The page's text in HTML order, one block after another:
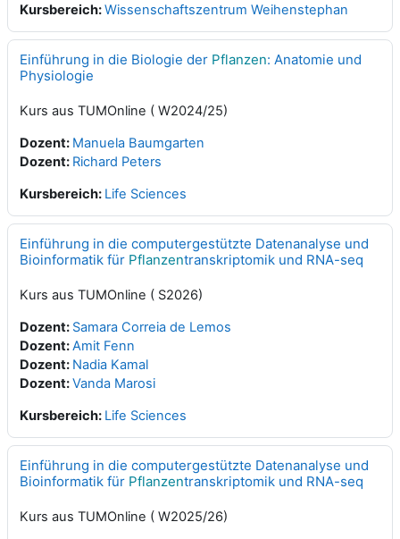
Kursbereich:Wissenschaftszentrum Weihenstephan
Einführung in die Biologie der Pflanzen: Anatomie und
Physiologie
Kurs aus TUMOnline ( W2024/25)
Dozent: Manuela Baumgarten
Dozent: Richard Peters
Kursbereich: Life Sciences
Einführung in die computergestützte Datenanalyse und
Bioinformatik für Pflanzentranskriptomik und RNA-seq
Kurs aus TUMOnline ( S2026)
Dozent: Samara Correia de Lemos
Dozent:Amit Fenn
Dozent: Nadia Kamal
Dozent:Vanda Marosi
Kursbereich: Life Sciences
Einführung in die computergestützte Datenanalyse und
Bioinformatik für Pflanzentranskriptomik und RNA-seq
Kurs aus TUMOnline ( W2025/26)